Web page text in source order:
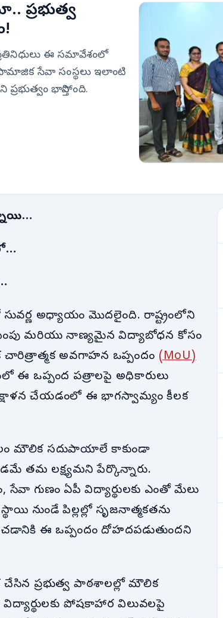
ప్రభుత్వ
ఈ సమావేశంలో
సామాజిక సేవా సంస్థలు ఇలాంటి
భావిస్తోంది.
అధ్యాయం మొదలైంది. రాష్ట్రంలోని
పెంపు మరియు నాణ్యమైన విద్యాబోధన కోసం
అవగాహన ఒప్పందం (MoU)
ఈ ఒప్పంద పత్రాలపై అధికారులు
చేయడంలో ఈ భాగస్వామ్యం కీలక
మౌలిక సదుపాయాలే కాకుండా
తమ లక్ష్యమని పేర్కొన్నారు.
గుణం ఏపీ విద్యార్థులకు ఎంతో మేలు
నుండే పిల్లల్లో సృజనాత్మకతను
ఈ ఒప్పందం దోహదపడుతుందని
ప్రభుత్వ పాఠశాలల్లో మౌలిక
పోషకాహార విలువలపై